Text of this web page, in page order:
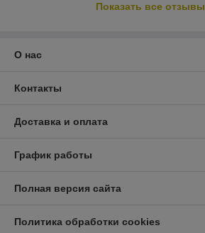
Показать все отзывы
О нас
Контакты
Доставка и оплата
График работы
Полная версия сайта
Политика обработки cookies